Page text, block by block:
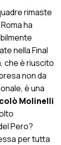
rimaste
ha
nella Final
che è riuscito
non da
è una
Molinelli
Pero?
per tutta